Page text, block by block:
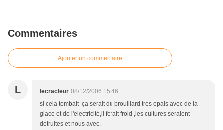
Commentaires
Ajouter un commentaire
L lecracleur 08/12/2006 15:46
si cela tombait ça serait du brouillard tres epais avec de la
glace et de l'electricité,il ferait froid ,les cultures seraient
detruites et nous avec.